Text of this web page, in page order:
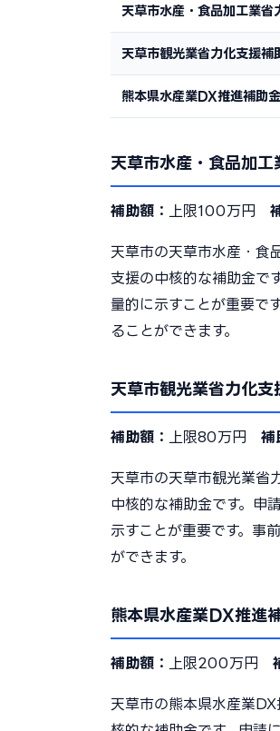
天草市水産・食品加工業省
天草市観光業省力化支援補
熊本県水産業DX推進補助金
天草市水産・食品加工
補助額： 上限100万円
天草市の天草市水産・食
支援の中核的な補助金で
量的に示すことが重要で
ることができます。
天草市観光業省力化支
補助額： 上限80万円 補
天草市の天草市観光業省
中核的な補助金です。申
示すことが重要です。事
ができます。
熊本県水産業DX推進
補助額： 上限200万円
天草市の熊本県水産業